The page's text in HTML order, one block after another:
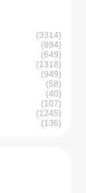
(3314)
(894)
(649)
(1318)
(949)
(58)
(40)
(107)
(1245)
(136)